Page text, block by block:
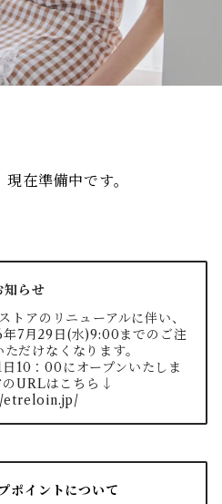
在準備中です。
知らせ
トアのリニューアルに伴い、
7月29日(水)9:00までのご注
だけなくなります。
10：00にオープンいたしま
のURLはこちら↓
etreloin.jp/
ポイントについて